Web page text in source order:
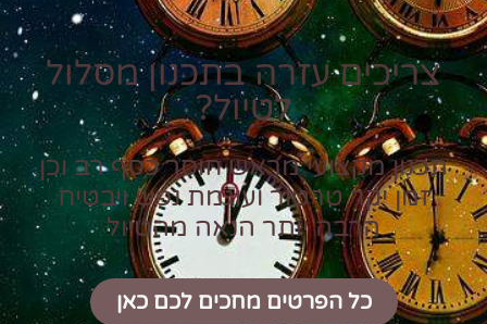
צריכים עזרה בתכנון מסלול
לטיול?
תכנון מקצועי מראש חוסך כסף רב וכן
זמן יקר טרטור ועוגמת נפש ויבטיח
הרבה יותר הנאה מהטיול
כל הפרטים מחכים לכם כאן